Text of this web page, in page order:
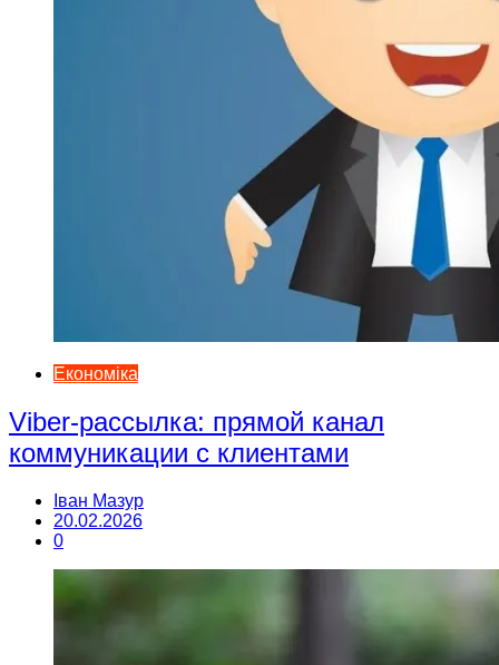
Економіка
Viber-рассылка: прямой канал
коммуникации с клиентами
Іван Мазур
20.02.2026
0